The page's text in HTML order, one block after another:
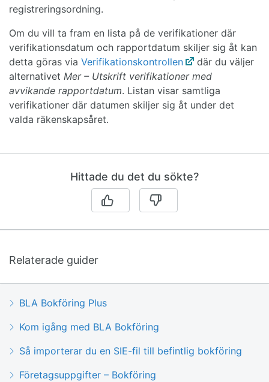
registreringsordning.
Om du vill ta fram en lista på de verifikationer där
verifikationsdatum och rapportdatum skiljer sig åt kan
detta göras via Verifikationskontrollen
där du väljer
alternativet Mer – Utskrift verifikationer med
avvikande rapportdatum. Listan visar samtliga
verifikationer där datumen skiljer sig åt under det
valda räkenskapsåret.
Hittade du det du sökte?
Relaterade guider
BLA Bokföring Plus
Kom igång med BLA Bokföring
Så importerar du en SIE-fil till befintlig bokföring
Företagsuppgifter – Bokföring